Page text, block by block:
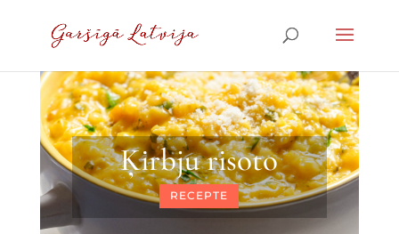
Ķirbju risoto
RECEPTE